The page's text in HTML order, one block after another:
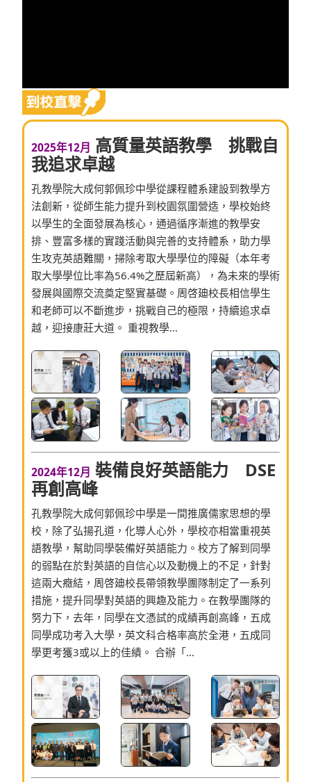
2025年12月 高質量英語教學 挑戰自
我追求卓越
孔教學院大成何郭佩珍中學從課程體系建設到教學方
法創新，從師生能力提升到校園氛圍營造，學校始終
以學生的全面發展為核心，通過循序漸進的教學安
排、豐富多樣的實踐活動與完善的支持體系，助力學
生攻克英語難關，掃除考取大學學位的障礙（本年考
取大學學位比率為56.4%之歷屆新高），為未來的學術
發展與國際交流奠定堅實基礎。周啓廸校長相信學生
和老師可以不斷進步，挑戰自己的極限，持續追求卓
越，迎接康莊大道。 重視教學...
2024年12月 裝備良好英語能力 DSE
再創高峰
孔教學院大成何郭佩珍中學是一間推廣儒家思想的學
校，除了弘揚孔道，化導人心外，學校亦相當重視英
語教學，幫助同學裝備好英語能力。校方了解到同學
的弱點在於對英語的自信心以及動機上的不足，針對
這兩大癥結，周啓廸校長帶領教學團隊制定了一系列
措施，提升同學對英語的興趣及能力。在教學團隊的
努力下，去年，同學在文憑試的成績再創高峰，五成
同學成功考入大學，英文科合格率高於全港，五成同
學更考獲3或以上的佳績。 合辦「...